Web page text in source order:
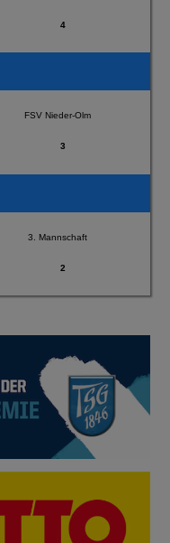
4
FSV Nieder-Olm
3
3. Mannschaft
2